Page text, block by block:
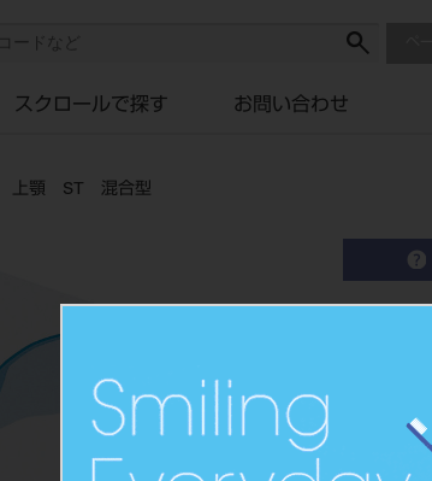
スクロールで探す お問い合わせ
上顎 ST 混合型
NC
Resin
硬質レジ
品目コ